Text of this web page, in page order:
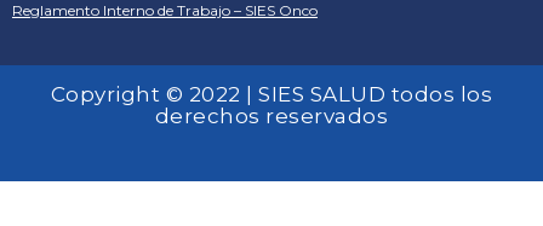
Reglamento Interno de Trabajo – SIES Onco
Copyright © 2022 | SIES SALUD todos los
derechos reservados